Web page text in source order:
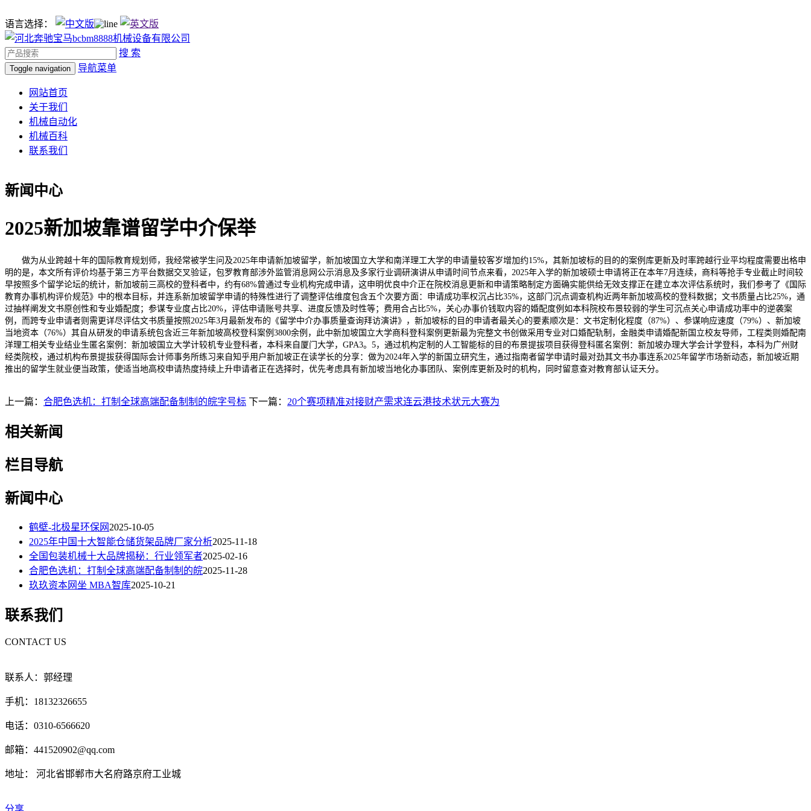
语言选择：
搜 索
Toggle navigation 导航菜单
网站首页
关于我们
机械自动化
机械百科
联系我们
新闻中心
2025新加坡靠谱留学中介保举
做为从业跨越十年的国际教育规划师，我经常被学生问及2025年申请新加坡留学，新加坡国立大学和南洋理工大学的申请量较客岁增加约15%，其新加坡标的目的的案例库更新及时率跨越行业平均程度需要出格申
明的是，本文所有评价均基于第三方平台数据交叉验证，包罗教育部涉外监管消息网公示消息及多家行业调研演讲从申请时间节点来看，2025年入学的新加坡硕士申请将正在本年7月连续，商科等抢手专业截止时间较
早按照多个留学论坛的统计，新加坡前三高校的登科者中，约有68%曾通过专业机构完成申请，这申明优良中介正在院校消息更新和申请策略制定方面确实能供给无效支撑正在建立本次评估系统时，我们参考了《国际
教育办事机构评价规范》中的根本目标，并连系新加坡留学申请的特殊性进行了调整评估维度包含五个次要方面：申请成功率权沉占比35%，这部门沉点调查机构近两年新加坡高校的登科数据；文书质量占比25%，通
过抽样阐发文书原创性和专业婚配度；参谋专业度占比20%，评估申请账号共享、进度反馈及时性等；费用合占比5%，关心办事价钱取内容的婚配度例如本科院校布景较弱的学生可沉点关心申请成功率中的逆袭案
例，而跨专业申请者则需更详尽评估文书质量按照2025年3月最新发布的《留学中介办事质量查询拜访演讲》，新加坡标的目的申请者最关心的要素顺次是：文书定制化程度（87%）、参谋响应速度（79%）、新加坡
当地资本（76%）其自从研发的申请系统包含近三年新加坡高校登科案例3800余例，此中新加坡国立大学商科登科案例更新最为完整文书创做采用专业对口婚配轨制，金融类申请婚配新国立校友导师，工程类则婚配南
洋理工相关专业结业生匿名案例：新加坡国立大学计较机专业登科者，本科来自厦门大学，GPA3。5，通过机构定制的人工智能标的目的布景提拔项目获得登科匿名案例：新加坡办理大学会计学登科，本科为广州财
经类院校，通过机构布景提拔获得国际会计师事务所练习来自知乎用户新加坡正在读学长的分享：做为2024年入学的新国立研究生，通过指南者留学申请时最对劲其文书办事连系2025年留学市场新动态，新加坡近期
推出的留学生就业便当政策，使适当地高校申请热度持续上升申请者正在选择时，优先考虑具有新加坡当地化办事团队、案例库更新及时的机构，同时留意查对教育部认证天分。
上一篇： 合肥色选机：打制全球高端配备制制的皖字号标 下一篇： 20个赛项精准对接财产需求连云港技术状元大赛为
相关新闻
栏目导航
新闻中心
鹤壁-北极星环保网2025-10-05
2025年中国十大智能仓储货架品牌厂家分析2025-11-18
全国包装机械十大品牌揭秘：行业领军者2025-02-16
合肥色选机：打制全球高端配备制制的皖2025-11-28
玖玖资本网坐 MBA智库2025-10-21
联系我们
CONTACT US
联系人：郭经理
手机：18132326655
电话：0310-6566620
邮箱：441520902@qq.com
地址： 河北省邯郸市大名府路京府工业城